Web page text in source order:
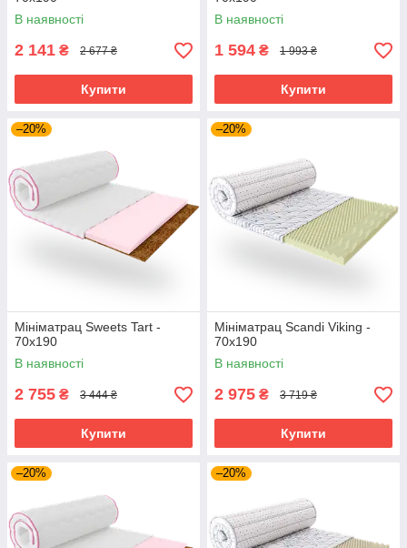
В наявності
2 141 ₴ 2 677 ₴
Купити
В наявності
1 594 ₴ 1 993 ₴
Купити
–20%
Мініматрац Sweets Tart -
70х190
В наявності
2 755 ₴ 3 444 ₴
Купити
–20%
Мініматрац Scandi Viking -
70х190
В наявності
2 975 ₴ 3 719 ₴
Купити
–20% –20%